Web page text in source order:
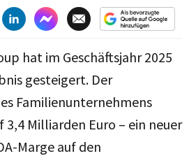
hat im Geschäftsjahr 2025
gesteigert. Der
Familienunternehmens
3,4 Milliarden Euro – ein neuer
Marge auf den